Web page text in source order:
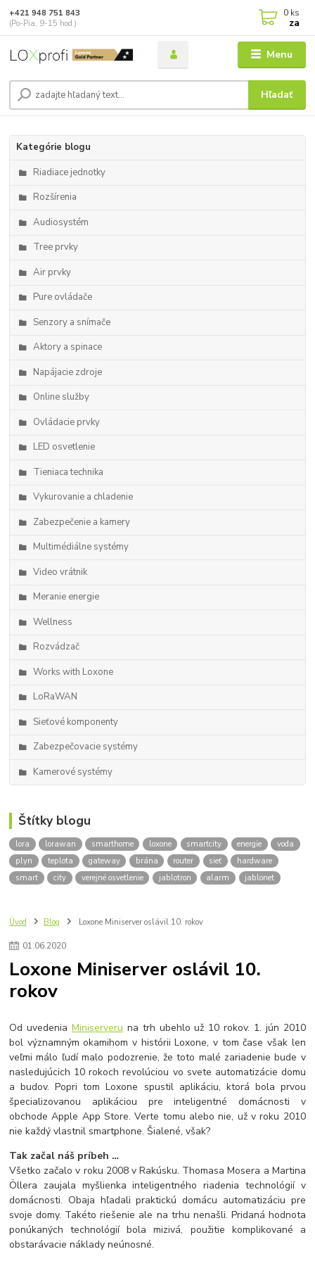
Menu
Hľadať
+421 948 751 843
(Po-Pia, 9-15 hod.)
0 ks
za
Kategórie blogu
Riadiace jednotky
Rozšírenia
Audiosystém
Tree prvky
Air prvky
Pure ovládače
Senzory a snímače
Aktory a spinace
Napájacie zdroje
Online služby
Ovládacie prvky
LED osvetlenie
Tieniaca technika
Vykurovanie a chladenie
Zabezpečenie a kamery
Multimédiálne systémy
Video vrátnik
Meranie energie
Wellness
Rozvádzač
Works with Loxone
LoRaWAN
Sieťové komponenty
Zabezpečovacie systémy
Kamerové systémy
Štítky blogu
lora lorawan smarthome loxone smartcity energie
voda
plyn
teplota gateway brána router sieť
hardware
smart
city verejné osvetlenie jablotron alarm jablonet
Úvod Blog Loxone Miniserver oslávil 10. rokov
01.06.2020
Loxone Miniserver oslávil 10.
rokov
Od uvedenia Miniserveru na trh ubehlo už 10 rokov. 1. jún 2010
bol významným okamihom v histórii Loxone, v tom čase však len
veľmi málo ľudí malo podozrenie, že toto malé zariadenie bude v
nasledujúcich 10 rokoch revolúciou vo svete automatizácie domu
a budov. Popri tom Loxone spustil aplikáciu, ktorá bola prvou
špecializovanou aplikáciou pre inteligentné domácnosti v
obchode Apple App Store. Verte tomu alebo nie, už v roku 2010
nie každý vlastnil smartphone. Šialené, však?
Tak začal náš príbeh …
Všetko začalo v roku 2008 v Rakúsku. Thomasa Mosera a Martina
Öllera zaujala myšlienka inteligentného riadenia technológií v
domácnosti. Obaja hľadali praktickú domácu automatizáciu pre
svoje domy. Takéto riešenie ale na trhu nenašli. Pridaná hodnota
ponúkaných technológií bola mizivá, použitie komplikované a
obstarávacie náklady neúnosné.